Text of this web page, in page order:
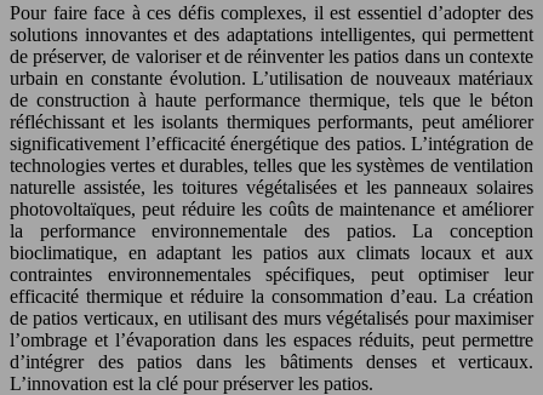
Pour faire face à ces défis complexes, il est essentiel d’adopter des
solutions innovantes et des adaptations intelligentes, qui permettent
de préserver, de valoriser et de réinventer les patios dans un contexte
urbain en constante évolution. L’utilisation de nouveaux matériaux
de construction à haute performance thermique, tels que le béton
réfléchissant et les isolants thermiques performants, peut améliorer
significativement l’efficacité énergétique des patios. L’intégration de
technologies vertes et durables, telles que les systèmes de ventilation
naturelle assistée, les toitures végétalisées et les panneaux solaires
photovoltaïques, peut réduire les coûts de maintenance et améliorer
la performance environnementale des patios. La conception
bioclimatique, en adaptant les patios aux climats locaux et aux
contraintes environnementales spécifiques, peut optimiser leur
efficacité thermique et réduire la consommation d’eau. La création
de patios verticaux, en utilisant des murs végétalisés pour maximiser
l’ombrage et l’évaporation dans les espaces réduits, peut permettre
d’intégrer des patios dans les bâtiments denses et verticaux.
L’innovation est la clé pour préserver les patios.